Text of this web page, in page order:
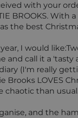
with your
BROOKS.
the best
I would
and call it a
(I'm really
Brooks LOVES
than
and the